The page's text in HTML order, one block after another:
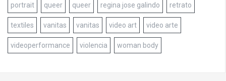
portrait queer queer regina jose galindo retrato
textiles vanitas vanitas video art video arte
videoperformance violencia woman body